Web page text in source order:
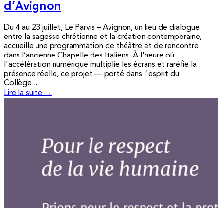
d’Avignon
Du 4 au 23 juillet, Le Parvis – Avignon, un lieu de dialogue
entre la sagesse chrétienne et la création contemporaine,
accueille une programmation de théâtre et de rencontre
dans l’ancienne Chapelle des Italiens. À l'heure où
l'accélération numérique multiplie les écrans et raréfie la
présence réelle, ce projet — porté dans l'esprit du
Collège...
Lire la suite →